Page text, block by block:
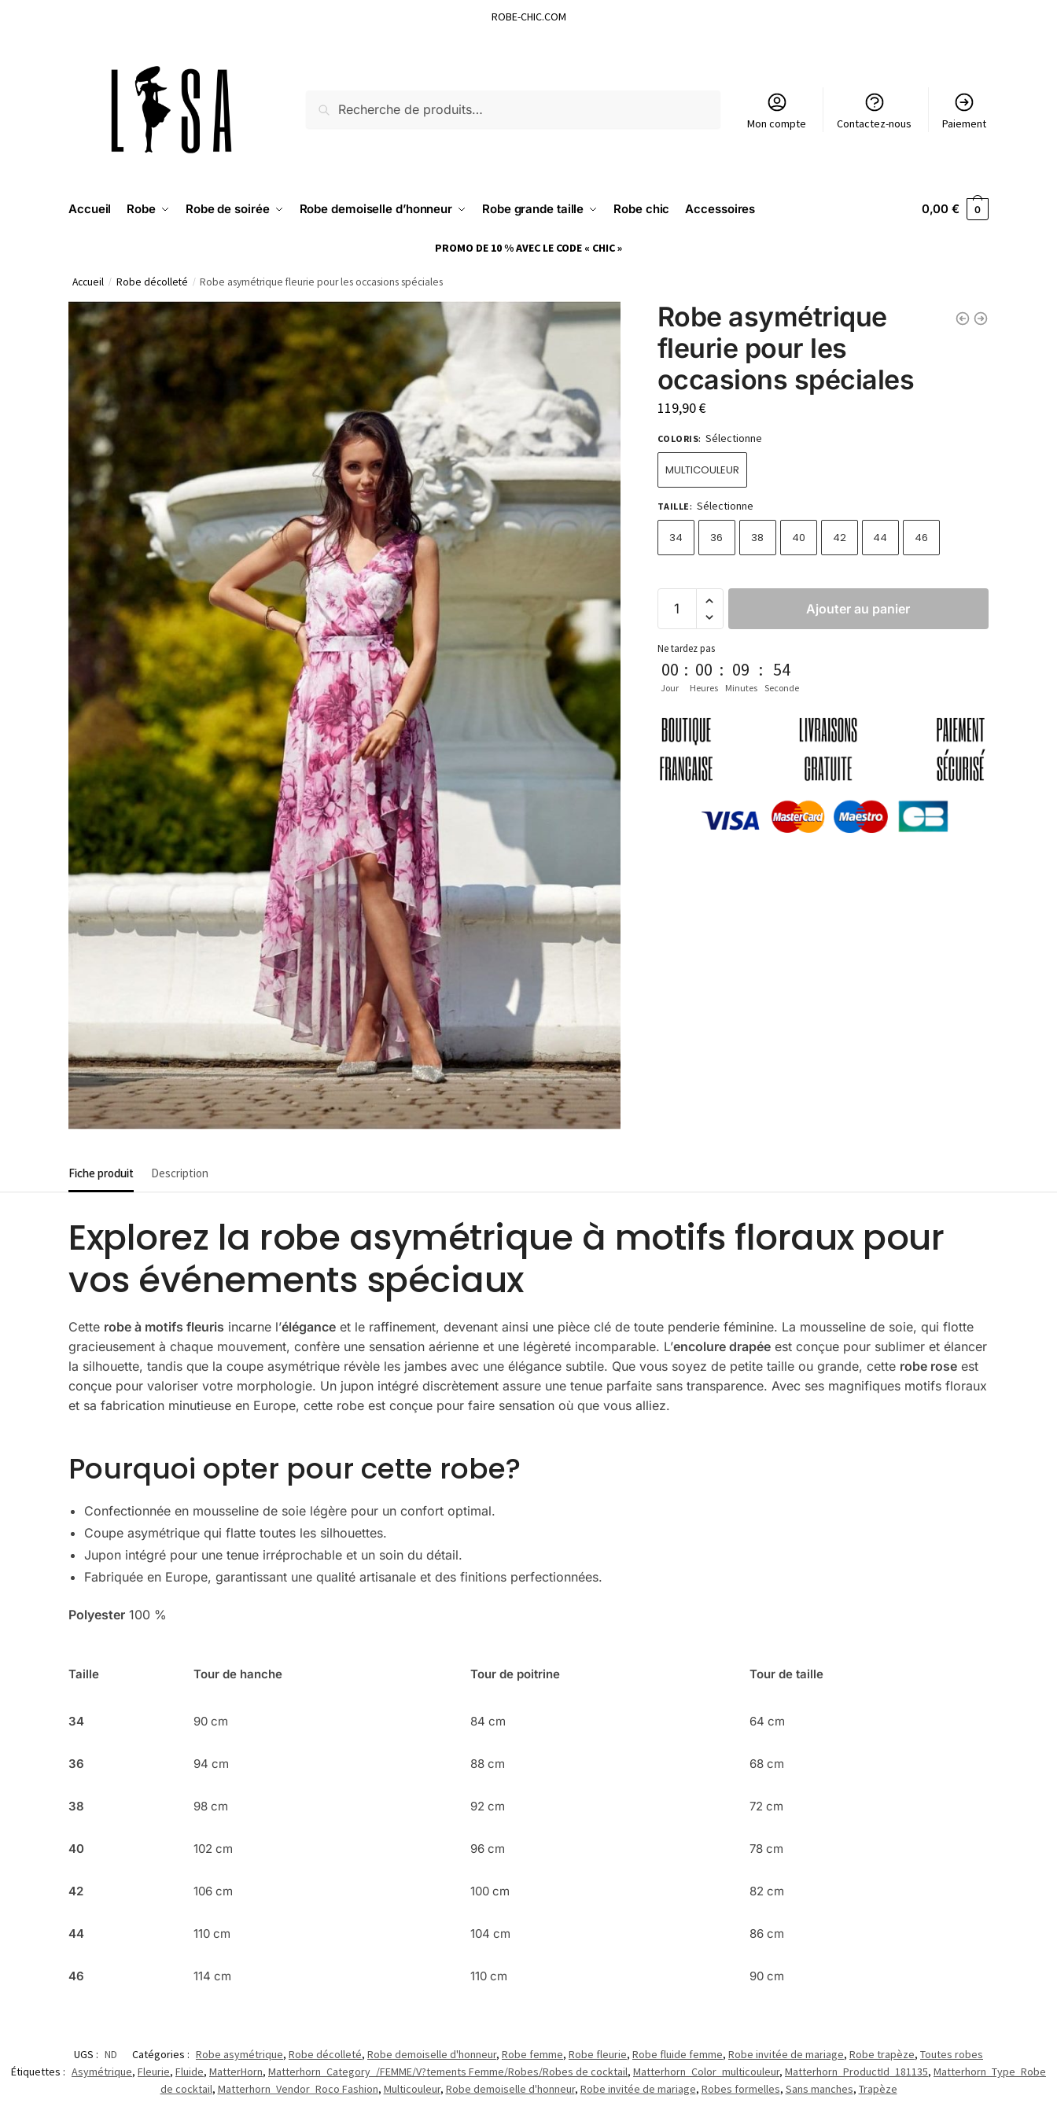
ROBE-CHIC.COM
RECHERCHE
Mon compte Contactez-nous Paiement
Accueil Robe Robe de soirée Robe demoiselle d’honneur Robe grande taille Robe chic Accessoires 0,00€ 0
PROMO DE 10 % AVEC LE CODE « CHIC »
Accueil / Robe décolleté / Robe asymétrique fleurie pour les occasions spéciales
Robe asymétrique
fleurie pour les
occasions spéciales
119,90€
COLORIS: Sélectionne
MULTICOULEUR
TAILLE: Sélectionne
34 36 38 40 42 44 46
Ajouter au panier
Ne tardez pas
00
Jour
: 00
Heures
: 09
Minutes
: 53
Seconde
Fiche produit Description
Explorez la robe asymétrique à motifs floraux pour
vos événements spéciaux
Cette robe à motifs fleuris incarne l’élégance et le raffinement, devenant ainsi une pièce clé de toute penderie féminine. La mousseline de soie, qui flotte
gracieusement à chaque mouvement, confère une sensation aérienne et une légèreté incomparable. L’encolure drapée est conçue pour sublimer et élancer
la silhouette, tandis que la coupe asymétrique révèle les jambes avec une élégance subtile. Que vous soyez de petite taille ou grande, cette robe rose est
conçue pour valoriser votre morphologie. Un jupon intégré discrètement assure une tenue parfaite sans transparence. Avec ses magnifiques motifs floraux
et sa fabrication minutieuse en Europe, cette robe est conçue pour faire sensation où que vous alliez.
Pourquoi opter pour cette robe?
Confectionnée en mousseline de soie légère pour un confort optimal.
Coupe asymétrique qui flatte toutes les silhouettes.
Jupon intégré pour une tenue irréprochable et un soin du détail.
Fabriquée en Europe, garantissant une qualité artisanale et des finitions perfectionnées.
Polyester 100 %
Taille Tour de hanche Tour de poitrine Tour de taille
34 90 cm 84 cm 64 cm
36 94 cm 88 cm 68 cm
38 98 cm 92 cm 72 cm
40 102 cm 96 cm 78 cm
42 106 cm 100 cm 82 cm
44 110 cm 104 cm 86 cm
46 114 cm 110 cm 90 cm
UGS : ND Catégories : Robe asymétrique, Robe décolleté, Robe demoiselle d'honneur, Robe femme, Robe fleurie, Robe fluide femme, Robe invitée de mariage, Robe trapèze, Toutes robes
Étiquettes : Asymétrique, Fleurie, Fluide, MatterHorn, Matterhorn_Category_/FEMME/V?tements Femme/Robes/Robes de cocktail, Matterhorn_Color_multicouleur, Matterhorn_ProductId_181135, Matterhorn_Type_Robe
de cocktail, Matterhorn_Vendor_Roco Fashion, Multicouleur, Robe demoiselle d'honneur, Robe invitée de mariage, Robes formelles, Sans manches, Trapèze